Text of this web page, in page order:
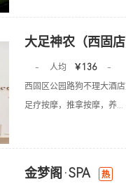
大足神农（西固
- 人均 ￥136
-
西固区公园路狗不理大酒
足疗按摩，推拿按摩，养...
金梦阁·SPA 热